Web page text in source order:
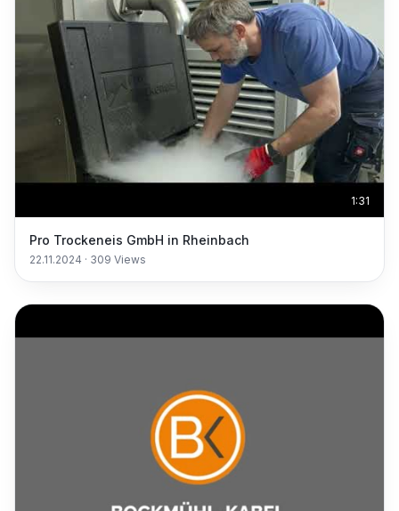
1:31
Pro Trockeneis GmbH in Rheinbach
22.11.2024 · 309 Views